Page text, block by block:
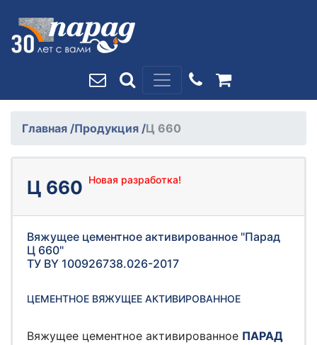
Продукция /
Главная / Ц 660
Ц 660 Новая разработка!
Вяжущее цементное активированное "Парад
Ц 660"
ТУ BY 100926738.026-2017
ЦЕМЕНТНОЕ ВЯЖУЩЕЕ АКТИВИРОВАННОЕ
Вяжущее цементное активированное ПАРАД